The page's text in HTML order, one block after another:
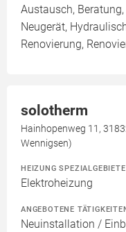
Austausch,
Neugerät,
Renovierung,
solotherm
Hainhopenweg 11,
Wennigsen)
HEIZUNG SPEZIALGEBIETE
Elektroheizung
ANGEBOTENE
Neuinstallation /